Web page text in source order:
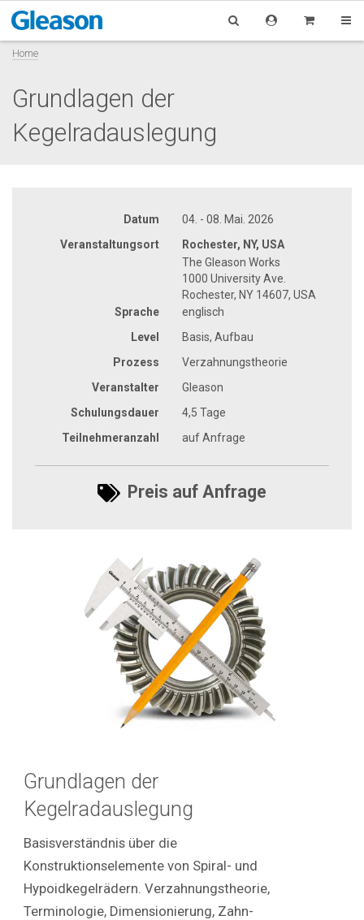
Home
Grundlagen der
Kegelradauslegung
Datum
04. - 08. Mai. 2026
Veranstaltungsort
Rochester, NY, USA
The Gleason Works
1000 University Ave.
Rochester, NY 14607, USA
Sprache
englisch
Level
Basis, Aufbau
Prozess
Verzahnungstheorie
Veranstalter
Gleason
Schulungsdauer
4,5 Tage
Teilnehmeranzahl
auf Anfrage
Preis auf Anfrage
Grundlagen der
Kegelradauslegung
Basisverständnis über die
Konstruktionselemente von Spiral- und
Hypoidkegelrädern. Verzahnungstheorie,
Terminologie, Dimensionierung, Zahn-